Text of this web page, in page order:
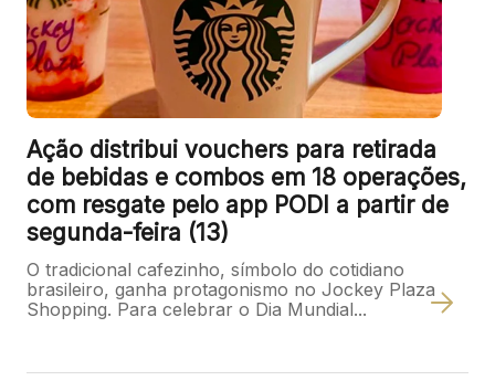
Ação distribui vouchers para retirada
de bebidas e combos em 18 operações,
com resgate pelo app PODI a partir de
segunda-feira (13)
O tradicional cafezinho, símbolo do cotidiano
brasileiro, ganha protagonismo no Jockey Plaza
Shopping. Para celebrar o Dia Mundial...